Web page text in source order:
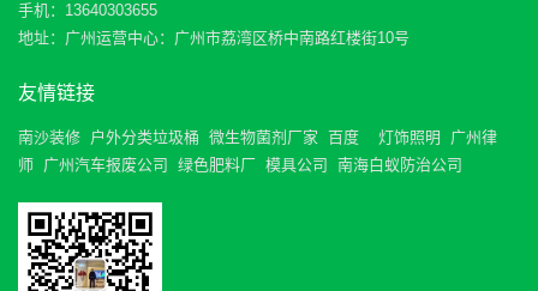
手机：13640303655
地址：广州运营中心：广州市荔湾区桥中南路红楼街10号
友情链接
南沙装修 户外分类垃圾桶 微生物菌剂厂家 百度 灯饰照明
广州律
师 广州汽车报废公司 绿色肥料厂 模具公司 南海白蚁防治公司